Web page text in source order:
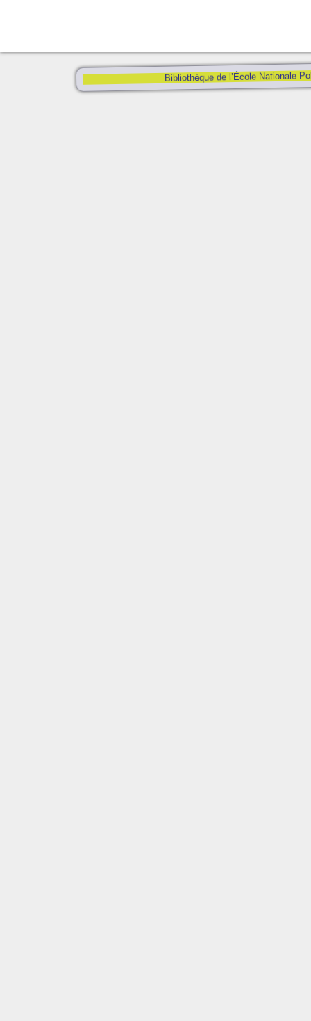
Bibliothèque de l’École Nationale